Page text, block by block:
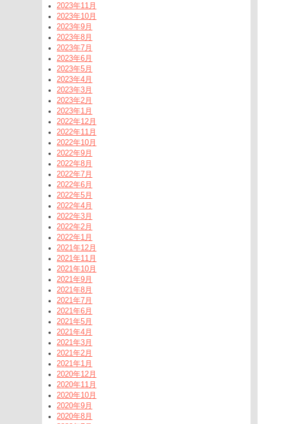
2023年11月
2023年10月
2023年9月
2023年8月
2023年7月
2023年6月
2023年5月
2023年4月
2023年3月
2023年2月
2023年1月
2022年12月
2022年11月
2022年10月
2022年9月
2022年8月
2022年7月
2022年6月
2022年5月
2022年4月
2022年3月
2022年2月
2022年1月
2021年12月
2021年11月
2021年10月
2021年9月
2021年8月
2021年7月
2021年6月
2021年5月
2021年4月
2021年3月
2021年2月
2021年1月
2020年12月
2020年11月
2020年10月
2020年9月
2020年8月